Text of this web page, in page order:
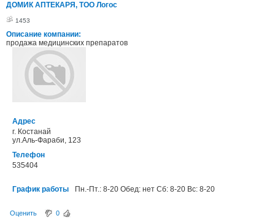
ДОМИК АПТЕКАРЯ, ТОО Логос
1453
Описание компании:
продажа медицинских препаратов
Адрес
г. Костанай
ул.Аль-Фараби, 123
Телефон
535404
График работы Пн.-Пт.: 8-20 Обед: нет Сб: 8-20 Вс: 8-20
Оценить
0